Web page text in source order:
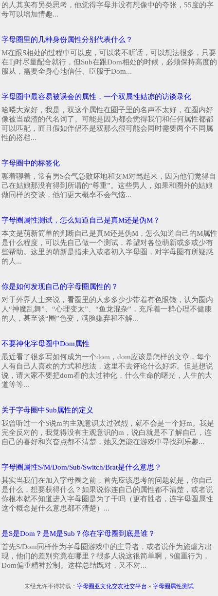
的人其实有另类思考，他觉得字母并没有想像中的夸张，55度的字
母可以增加情趣...
字母圈里的几种身份属性分别代表什么？
M在跟S相处的过程中可以皮，可以装不听话，可以想法很多，只要
在Tj时尽量配合就行，但Sub在跟Dom相处的时候，必须保持高度的
服从，需要全身心地信任、臣服于Dom...
字母圈中最容易被误会的属性，一个双属性姑凉的访谈录化
哈喽大家好，我是，双这个属性在圈子里的名声不太好，在圈内好
像被当成渣的代名词了。可能是因为都会觉得我们和任何属性都都
可以匹配，而且假如伴侣不是双那么很可能会同时需要两个不同属
性的搭档...
字母圈中的标签化
聊着聊着，常有男S会气急败坏地和女M对骂起来，因为他们觉得自
己在姑娘那没有得到所谓的“尊重”。这些男人，如果和圈外的姑娘
做同样的交谈，他们更大概率不会气恼...
字母圈属性测试，怎么知道自己是真M还是伪M？
本文是萌新简单的判断自己是真M还是伪M，怎么知道自己的M属性
是什么程度，可以先自己做一个测试，希望对各位萌新或多或少有
些帮助。这里的萌新是指未入或者初入字母圈，对字母圈有所疑惑
的人...
你是如何发现自己的字母圈属性的？
对于外界人士来说，看圈里的人多多少少带着有色眼镜，认为圈内
人“神魔乱舞”、“心理变太”、“鱼龙混杂”，充斥着一群心理不健康
的人，甚至谈“圈”色变，满脸嫌弃和不解...
不要神化字母圈中Dom属性
最近看了很多写如何成为一个dom，dom应该是怎样的文章，每个
人有自己人喜欢的方式和想法，这里不去评论什么好坏。但是想说
说，请大家不要把dom看的太过神化，什么生命的曙光，人生的大
道等等...
关于字母圈中Sub属性的定义
我曾听过一个S说m的主观意识太过强烈，就不会是一个好m。我是
完全反对的，我觉得没有主观意识的m，说白就是不了解自己，连
自己的喜好和兴奋点都不清楚，她又怎能在游戏中寻找到乐趣...
字母圈属性S/M/Dom/Sub/Switch/Brat是什么意思？
其实当我们在加入字母圈之前，首先应该思考的问题就是，你自己
是什么，想要获得什么？如果说你连自己的属性都不清楚，或者说
你根本就不知道进入字母圈是为了干吗（更有胜者，连字母圈属性
这个概念是什么意思都不清楚）...
是S是Dom？是M是Sub？你在字母圈到底是谁？
首先S/Dom同样作为字母圈游戏中的主导者，或者说作为施虐方出
现，他们的差别究竟在哪里？很多人说这很简单啊，S偏重行为，
Dom偏重精神控制。这样总结既对，又不对...
未经允许不得转载： 字母圈亚文化交友社交平台 » 字母圈属性测试